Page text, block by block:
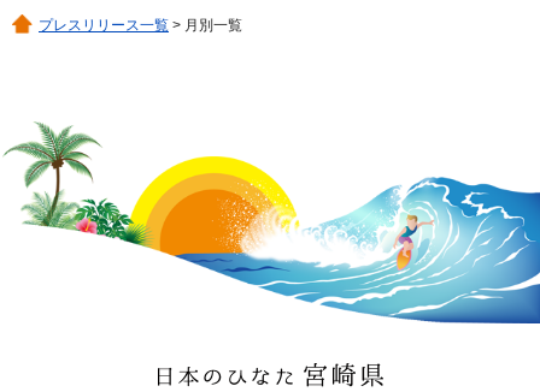
プレスリリース一覧 > 月別一覧
日本のひなた 宮崎県